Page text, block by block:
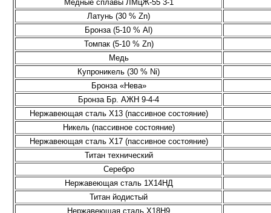
Медные сплавы ЛМцЖ-55 3-1
Латунь (30 % Zn)
Бронза (5-10 % Al)
Томпак (5-10 % Zn)
Медь
Купроникель (30 % Ni)
Бронза «Нева»
Бронза Бр. АЖН 9-4-4
Нержавеющая сталь Х13 (пассивное состояние)
Никель (пассивное состояние)
Нержавеющая сталь Х17 (пассивное состояние)
Титан технический
Серебро
Нержавеющая сталь 1Х14НД
Титан йодистый
Нержавеющая сталь Х18Н9